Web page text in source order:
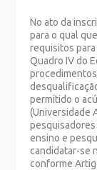
No ato da
para o qual
requisitos
Quadro IV do
permitido o
(Universidade
ensino e
candidatar-se
conforme